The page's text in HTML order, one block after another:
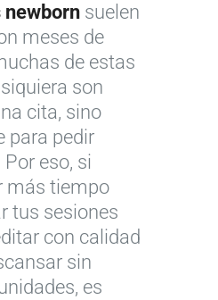
newborn suelen
meses de
de estas
son
cita, sino
para pedir
eso, si
más tiempo
tus sesiones
con calidad
sin
es